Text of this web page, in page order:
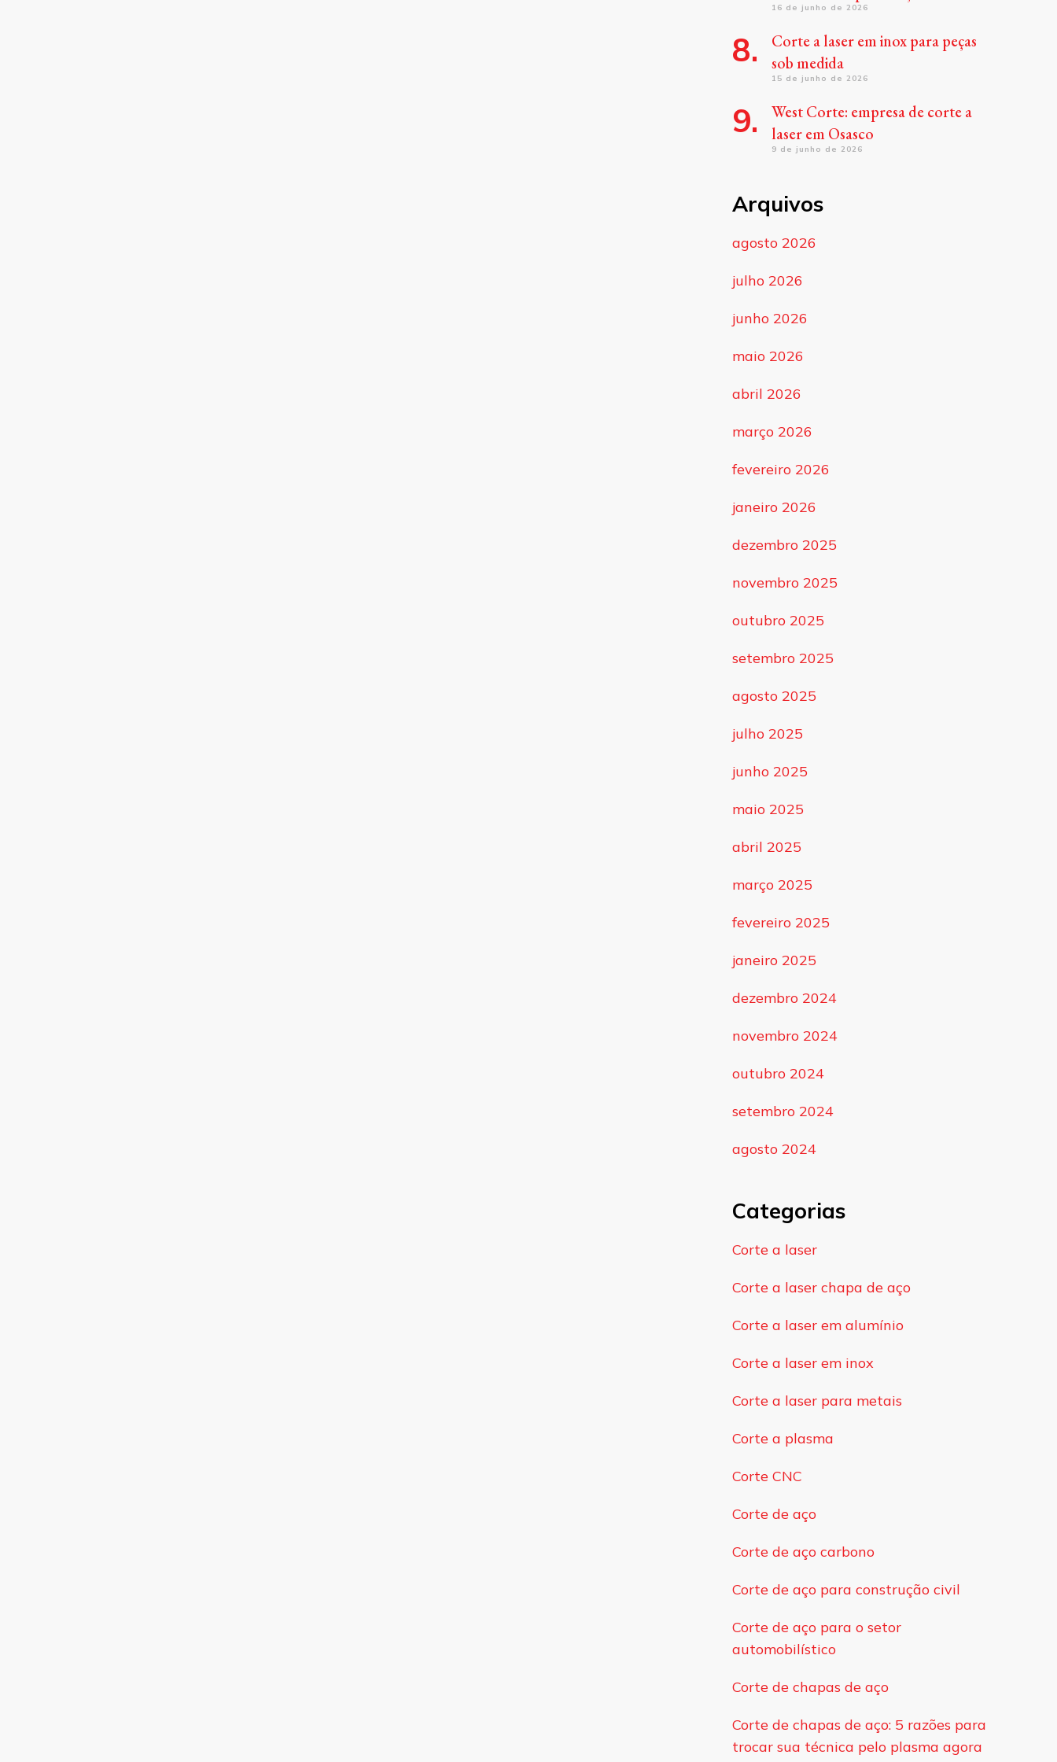
16 de junho de 2026
Corte a laser em inox para peças
sob medida
15 de junho de 2026
West Corte: empresa de corte a
laser em Osasco
9 de junho de 2026
Arquivos
agosto 2026
julho 2026
junho 2026
maio 2026
abril 2026
março 2026
fevereiro 2026
janeiro 2026
dezembro 2025
novembro 2025
outubro 2025
setembro 2025
agosto 2025
julho 2025
junho 2025
maio 2025
abril 2025
março 2025
fevereiro 2025
janeiro 2025
dezembro 2024
novembro 2024
outubro 2024
setembro 2024
agosto 2024
Categorias
Corte a laser
Corte a laser chapa de aço
Corte a laser em alumínio
Corte a laser em inox
Corte a laser para metais
Corte a plasma
Corte CNC
Corte de aço
Corte de aço carbono
Corte de aço para construção civil
Corte de aço para o setor
automobilístico
Corte de chapas de aço
Corte de chapas de aço: 5 razões para
trocar sua técnica pelo plasma agora